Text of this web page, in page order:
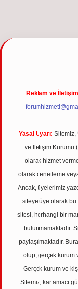
Reklam ve
Yasal Uyarı: Sitemiz,
ve İletişim Kurumu
olarak hizmet
olarak denetleme
Ancak, üyelerimiz
siteye üye olarak bu
sitesi, herhangi bir
bulunmamaktadır.
paylaşılmaktadır.
olup, gerçek kurum
Gerçek kurum ve
Sitemiz, kar amacı